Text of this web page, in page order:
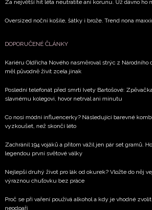
Za největší hit léta neutratíte ani korunu. Už dávno ho
Oversized noční košile, šátky i brože. Trend nona
DOPORUČENÉ ČLÁNKY
Kariéru Oldřicha Nového nasměroval strýc z Národního
měl původně živit zcela jinak
Poslední telefonát před smrtí Ivety Bartošové:
slavnému kolegovi, hovor netrval ani minutu
Co nosí módní influencerky? Následující barevné
vyzkoušet, než skončí léto
Zachránil 194 vojáků a přitom vážil jen pár set gramů.
legendou první světové války
Nejlepší druhý život pro lák od okurek? Vložte do něj
výraznou chuťovku bez práce
Proč se při vaření používá alkohol a kdy je vhodné
neodpaří